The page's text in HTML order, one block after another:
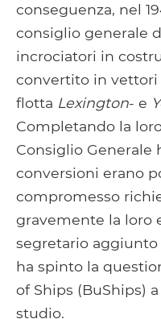
conseguenza, nel
consiglio generale
incrociatori in
convertito in
flotta Lexington- e
Completando la
Consiglio Generale
conversioni erano
compromesso
gravemente la loro
segretario aggiunto
ha spinto la
of Ships (BuShips)
studio.